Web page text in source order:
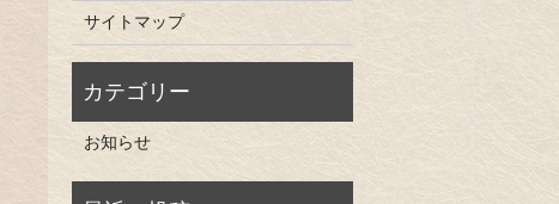
サイトマップ
お知らせ